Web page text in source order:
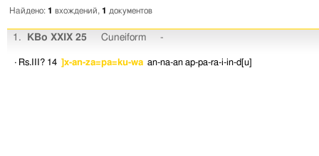
Найдено: 1 вхождений, 1 документов
1. KBo XXIX 25 Cuneiform -
· Rs.III? 14 ]x-an-za=pa=ku-wa an-na-an ap-pa-ra-i-in-d[u]